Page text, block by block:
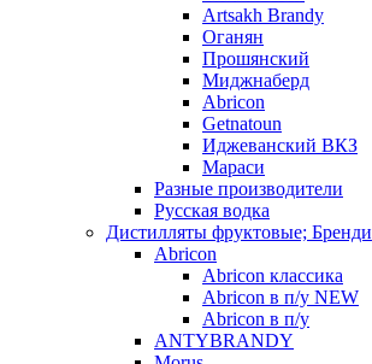
Artsakh Brandy
Оганян
Прошянский
Миджнаберд
Abricon
Getnatoun
Иджеванский ВКЗ
Мараси
Разные производители
Русская водка
Дистилляты фруктовые; Бренди
Abricon
Abricon классика
Abricon в п/у NEW
Abricon в п/у
ANTYBRANDY